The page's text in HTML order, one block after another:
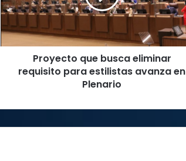
para
avanza
en
Proyecto que busca eliminar
requisito para estilistas avanza en
Plenario